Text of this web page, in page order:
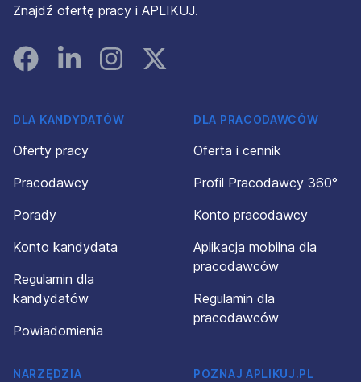
Znajdź ofertę pracy i APLIKUJ.
FacebookLinked InInstagramInstagram
DLA KANDYDATÓW
Oferty pracy
Pracodawcy
Porady
Konto kandydata
Regulamin dla
kandydatów
Powiadomienia
DLA PRACODAWCÓW
Oferta i cennik
Profil Pracodawcy 360°
Konto pracodawcy
Aplikacja mobilna dla
pracodawców
Regulamin dla
pracodawców
NARZĘDZIA
POZNAJ APLIKUJ.PL